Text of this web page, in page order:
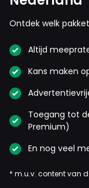
Ontdek welk
Altijd
Kans maken
Toegang tot
Premium)
En nog veel
* m.u.v. content van